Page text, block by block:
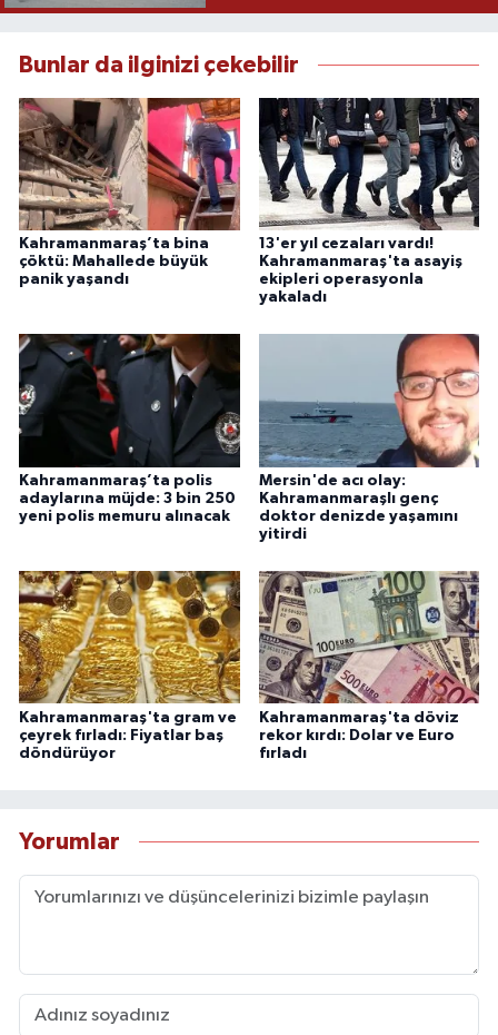
Bunlar da ilginizi çekebilir
Kahramanmaraş’ta bina
çöktü: Mahallede büyük
panik yaşandı
13'er yıl cezaları vardı!
Kahramanmaraş'ta asayiş
ekipleri operasyonla
yakaladı
Kahramanmaraş’ta polis
adaylarına müjde: 3 bin 250
yeni polis memuru alınacak
Mersin'de acı olay:
Kahramanmaraşlı genç
doktor denizde yaşamını
yitirdi
Kahramanmaraş'ta gram ve
çeyrek fırladı: Fiyatlar baş
döndürüyor
Kahramanmaraş'ta döviz
rekor kırdı: Dolar ve Euro
fırladı
Yorumlar